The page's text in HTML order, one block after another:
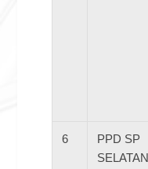
6
PPD SP
SELATAN